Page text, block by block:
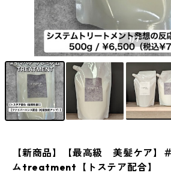
1/7
【新商品】【最高級 美髪ケア】
ムtreatment【トステア配合】